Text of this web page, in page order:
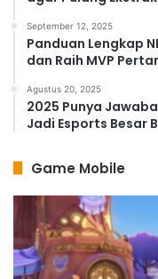
September 12, 2025
Panduan Lengkap
dan Raih MVP
Agustus 20, 2025
2025 Punya
Jadi Esports Besar
Game Mobile